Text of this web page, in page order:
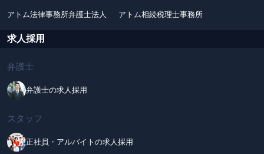
アトム法律事務所弁護士法人 アトム相続税理士事務所
求人採用
弁護士
弁護士の求人採用
スタッフ
正社員・アルバイトの求人採用